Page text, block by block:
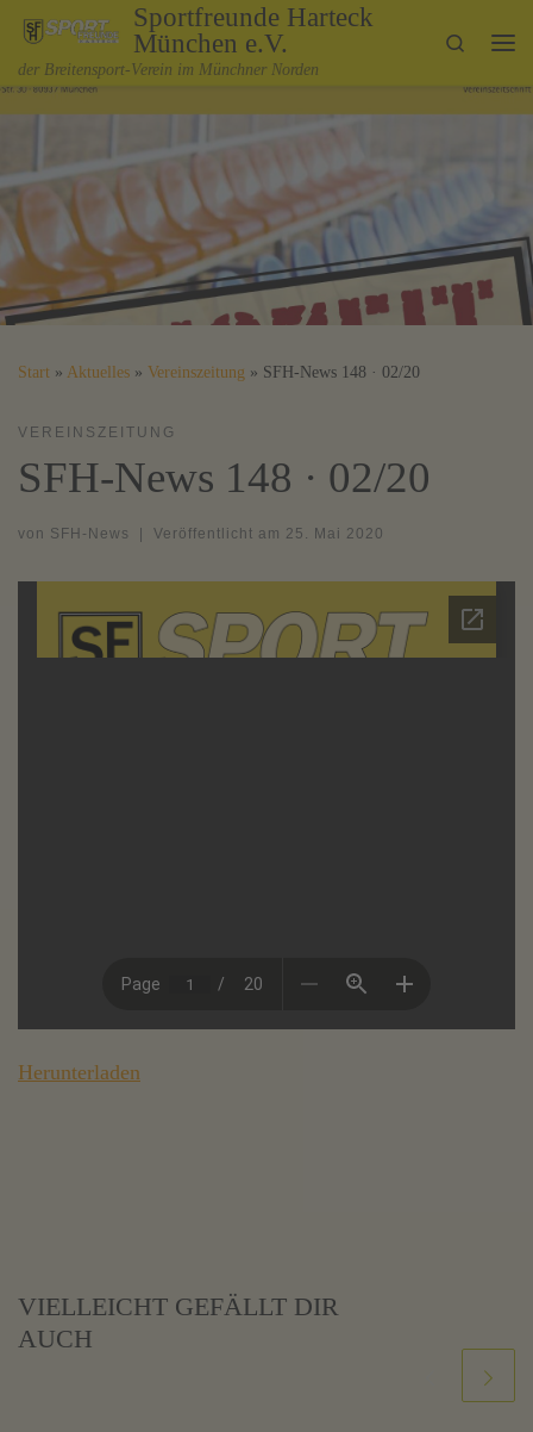
Zum Inhalt springenSportfreunde Harteck
München e.V.
der Breitensport-Verein im Münchner Norden
Search
Start » Aktuelles » Vereinszeitung » SFH-News 148 · 02/20
VEREINSZEITUNG
SFH-News 148 · 02/20
von SFH-News Veröffentlicht am 25. Mai 2020
Herunterladen
VIELLEICHT GEFÄLLT DIR
AUCH